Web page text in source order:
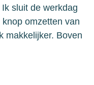
sluit de werkdag
omzetten van
makkelijker. Boven